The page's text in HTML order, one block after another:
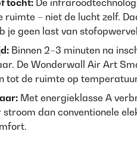
tocht: De
ruimte – niet de lucht zelf.
je geen last van
Binnen 2–3 minuten na
De Wonderwall Air Art
tot de ruimte op
Met energieklasse A
dan conventionele